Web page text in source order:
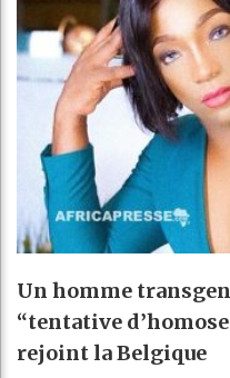
Un homme
“tentative
rejoint la Belgique